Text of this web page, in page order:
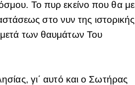
Το πυρ εκείνο που θα με
στο νυν της ιστορικής
των θαυμάτων Του
γι΄ αυτό και ο Σωτήρας